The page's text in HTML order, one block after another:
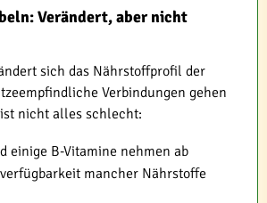
Verändert, aber nicht
sich das Nährstoffprofil der
Verbindungen gehen
nicht alles schlecht:
einige B-Vitamine nehmen ab
mancher Nährstoffe